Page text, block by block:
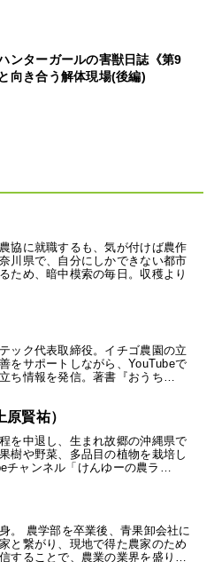
ンターガールの害獣日誌《第9
向き合う解体現場(後編)
協に就職するも、気が付けば農作
川県で、自分にしかできない都市
ため、暗中模索の毎日。収穫より
ック代表取締役。イチゴ農園の立
をサポートしながら、YouTubeで
ち情報を発信。著書『おうち…
賢祐）
を中退し、生まれ故郷の沖縄県で
樹や野菜、多品目の植物を栽培し
チャンネル「けんゆーの農ラ…
。 農学部を卒業後、青果卸会社に
と繋がり、現地で得た農家のため
することで、農業の業界を盛り…